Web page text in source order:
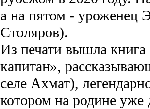
а на пятом - уроженец
Столяров).
Из печати вышла
капитан»,
селе Ахмат),
котором на родине уже